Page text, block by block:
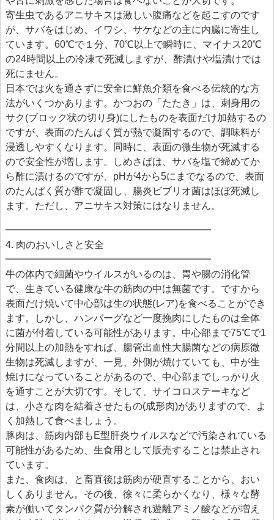
寄生虫であるアニサキスは激しい腹痛などを起こすのです
が、サバをはじめ、イワシ、サケなどの主に内臓に寄生し
ています。60℃で１分、70℃以上で瞬時に、マイナス20℃
の24時間以上の冷凍で死滅しますが、酢漬けや塩漬けでは
死にません。
日本では火を通さずに安全に鮮魚介類を食べる伝統的な方
法がいくつかあります。かつおの「たたき」は、刺身用の
サク(ブロック状の切り身)にしたものを表面だけ加熱するの
ですが、表面のたんぱく質が熱で凝固するので、調味料が
浸透しやすくなります。同時に、表面の微生物が死滅する
ので安全性が増します。しめさばは、サバを塩で締めてか
ら酢に漬けるのですが、pHが4から5にまでなるので、表面
のたんぱく質が酢で凝固し、腸炎ビブリオ菌はほぼ死滅し
ます。ただし、アニサキス対策にはなりません。
━━━━━━━━━━━━━━━━━━━━━
4. 肉のおいしさと安全
━━━━━━━━━━━━━━━━━━━━━
牛の体内で細菌やウイルスがいるのは、胃や腸の消化管
で、生きている健康な牛の筋肉の中は無菌です。ですから
表面だけ焼いて中心部は生の状態(レア)を食べることができ
ます。しかし、ハンバーグなど一度挽肉にしたものは全体
に菌が付着している可能性があります。中心部まで75℃で1
分間以上の加熱をすれば、腸管出血性大腸菌などの病原微
生物は死滅しますが、一見、外側が焼けていても、中が生
焼けになっていることがあるので、中心部までしっかり火
を通すことが大切です。そして、サイコロステーキなど
は、小さな肉を結着させたもの(成形肉)がありますので、よ
く加熱して食べましょう。
豚肉は、筋肉内部もE型肝炎ウイルスなどで汚染されている
可能性があるため、生食用として販売することは禁止され
ています。
また、食肉は、と畜直後は筋肉が硬直することから、おい
しくありません。その後、徐々に柔らかくなり、様々な酵
素が働いてタンパク質が分解され遊離アミノ酸などが増え